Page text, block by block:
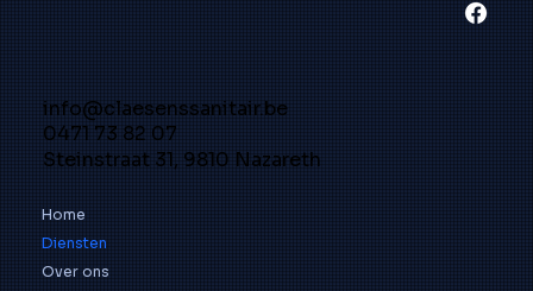
info@claesenssanitair.be
0471 73 82 07
Steinstraat 31, 9810 Nazareth
Home
Diensten
Over ons